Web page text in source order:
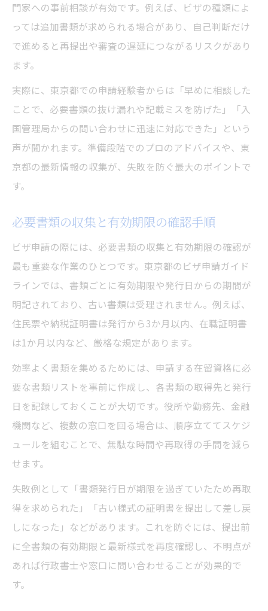
門家への事前相談が有効です。例えば、ビザの種類によ
っては追加書類が求められる場合があり、自己判断だけ
で進めると再提出や審査の遅延につながるリスクがあり
ます。
実際に、東京都での申請経験者からは「早めに相談した
ことで、必要書類の抜け漏れや記載ミスを防げた」「入
国管理局からの問い合わせに迅速に対応できた」という
声が聞かれます。準備段階でのプロのアドバイスや、東
京都の最新情報の収集が、失敗を防ぐ最大のポイントで
す。
必要書類の収集と有効期限の確認手順
ビザ申請の際には、必要書類の収集と有効期限の確認が
最も重要な作業のひとつです。東京都のビザ申請ガイド
ラインでは、書類ごとに有効期限や発行日からの期間が
明記されており、古い書類は受理されません。例えば、
住民票や納税証明書は発行から3か月以内、在職証明書
は1か月以内など、厳格な規定があります。
効率よく書類を集めるためには、申請する在留資格に必
要な書類リストを事前に作成し、各書類の取得先と発行
日を記録しておくことが大切です。役所や勤務先、金融
機関など、複数の窓口を回る場合は、順序立ててスケジ
ュールを組むことで、無駄な時間や再取得の手間を減ら
せます。
失敗例として「書類発行日が期限を過ぎていたため再取
得を求められた」「古い様式の証明書を提出して差し戻
しになった」などがあります。これを防ぐには、提出前
に全書類の有効期限と最新様式を再度確認し、不明点が
あれば行政書士や窓口に問い合わせることが効果的で
す。